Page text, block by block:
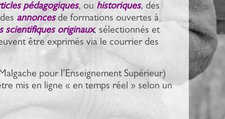
pédagogiques, ou historiques, des
annonces de formations ouvertes à
scientifiques originaux, sélectionnés et
être exprimés via le courrier des
pour l’Enseignement Supérieur)
mis en ligne « en temps réel » selon un